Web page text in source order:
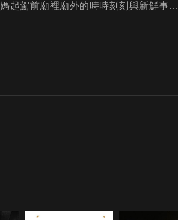
起駕前廟裡廟外的時時刻刻與新鮮事…